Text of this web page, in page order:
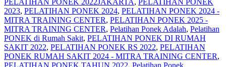
2023, PELATIHAN PONEK 2024, PELATIHAN PONEK 2024 -
MITRA TRAINING CENTER, PELATIHAN PONEK 2025 -
MITRA TRAINING CENTER, Pelatihan Ponek Adalah, Pelatihan
PONEK di Rumah Sakit, PELATIHAN PONEK DI RUMAH
SAKIT 2022, PELATIHAN PONEK RS 2022, PELATIHAN
PONEK RUMAH SAKIT 2024 - MITRA TRAINING CENTER,
PELATIHAN PONEK TAHUN 2022, Pelatihan Ponek